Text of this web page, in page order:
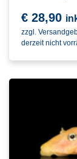
€ 28,90
zzgl.
derzeit nicht